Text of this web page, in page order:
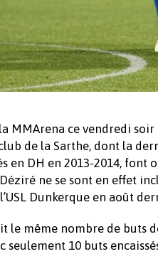
MMArena ce vendredi
de la Sarthe, dont la
en DH en 2013-2014,
ne se sont en effet
Dunkerque en août
même nombre de buts
seulement 10 buts